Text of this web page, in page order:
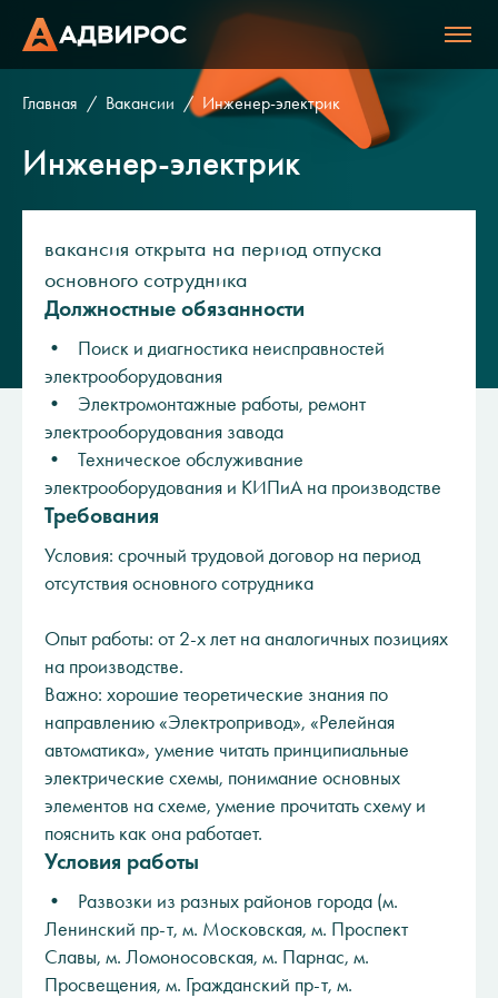
Главная Вакансии Инженер-электрик
Инженер-электрик
вакансия открыта на период отпуска
основного сотрудника
Должностные обязанности
• Поиск и диагностика неисправностей
электрооборудования
• Электромонтажные работы, ремонт
электрооборудования завода
• Техническое обслуживание
электрооборудования и КИПиА на производстве
Требования
Условия: срочный трудовой договор на период
отсутствия основного сотрудника
Опыт работы: от 2-х лет на аналогичных позициях
на производстве.
Важно: хорошие теоретические знания по
направлению «Электропривод», «Релейная
автоматика», умение читать принципиальные
электрические схемы, понимание основных
элементов на схеме, умение прочитать схему и
пояснить как она работает.
Условия работы
• Развозки из разных районов города (м.
Ленинский пр-т, м. Московская, м. Проспект
Славы, м. Ломоносовская, м. Парнас, м.
Просвещения, м. Гражданский пр-т, м.